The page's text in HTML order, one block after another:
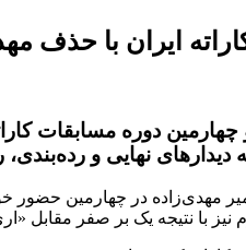
ایران با حذف
نهایی و رده‌بندی،
نیز با نتیجه یک بر صفر مقابل